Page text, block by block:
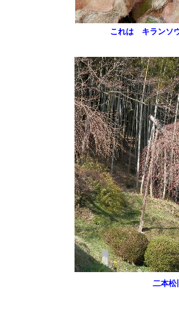
これは キランソ
二本